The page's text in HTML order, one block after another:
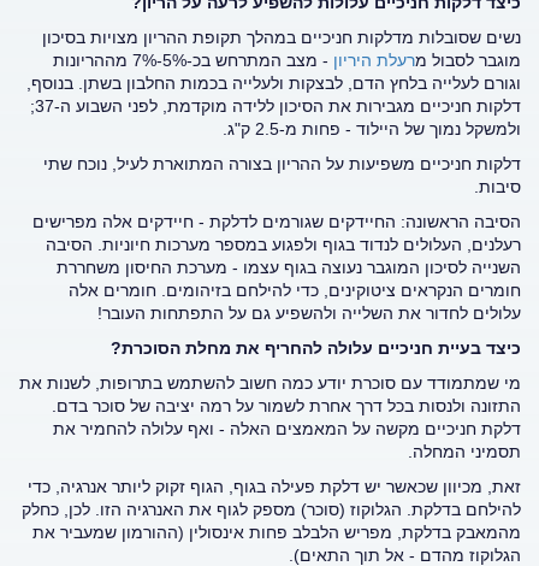
נשים שסובלות מדלקות חניכיים במהלך תקופת ההריון מצויות בסיכון
מוגבר לסבול מרעלת היריון
- מצב המתרחש בכ-5%-7% מההריונות
וגורם לעלייה בלחץ הדם, לבצקות ולעלייה בכמות החלבון בשתן. בנוסף,
דלקות חניכיים מגבירות את הסיכון ללידה מוקדמת, לפני השבוע ה-37;
ולמשקל נמוך של היילוד - פחות מ-2.5 ק"ג.
דלקות חניכיים משפיעות על ההריון בצורה המתוארת לעיל, נוכח שתי
סיבות.
הסיבה הראשונה: החיידקים שגורמים לדלקת - חיידקים אלה מפרישים
רעלנים, העלולים לנדוד בגוף ולפגוע במספר מערכות חיוניות. הסיבה
השנייה לסיכון המוגבר נעוצה בגוף עצמו - מערכת החיסון משחררת
חומרים הנקראים ציטוקינים, כדי להילחם בזיהומים. חומרים אלה
עלולים לחדור את השלייה ולהשפיע גם על התפתחות העובר!
כיצד בעיית חניכיים עלולה להחריף את מחלת הסוכרת?
מי שמתמודד עם סוכרת יודע כמה חשוב להשתמש בתרופות, לשנות את
התזונה ולנסות בכל דרך אחרת לשמור על רמה יציבה של סוכר בדם.
דלקת חניכיים מקשה על המאמצים האלה - ואף עלולה להחמיר את
תסמיני המחלה.
זאת, מכיוון שכאשר יש דלקת פעילה בגוף, הגוף זקוק ליותר אנרגיה, כדי
להילחם בדלקת. הגלוקוז (סוכר) מספק לגוף את האנרגיה הזו. לכן, כחלק
מהמאבק בדלקת, מפריש הלבלב פחות אינסולין (ההורמון שמעביר את
הגלוקוז מהדם - אל תוך התאים).